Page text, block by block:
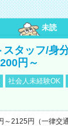
未読
タッフ/身
円～
社会人未経験OK
～2125円（一律交